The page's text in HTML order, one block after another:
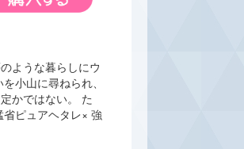
ような暮らしにウ
小山に尋ねられ、
かではない。 た
ピュアヘタレ× 強